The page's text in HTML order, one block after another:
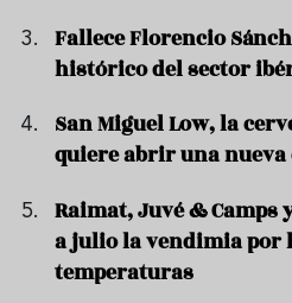
Fallece Florencio
histórico del sector
San Miguel Low, la
quiere abrir una nueva
Raimat, Juvé & Camps
a julio la vendimia por
temperaturas